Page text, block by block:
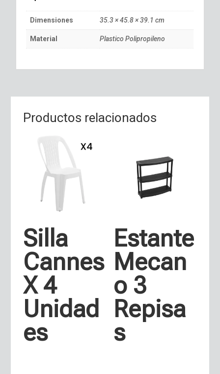
Dimensiones 35.3 × 45.8 × 39.1 cm
Material Plastico Polipropileno
Productos relacionados
Silla
Cannes
X 4
Unidad
es
Estante
Mecan
o 3
Repisa
s